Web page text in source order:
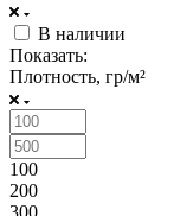
В наличии
Показать:
Плотность, гр/м²
100
200
300